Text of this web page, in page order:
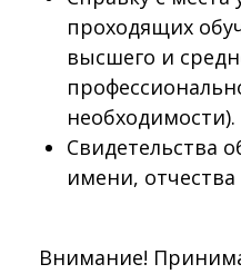
проходящих
высшего и
необходимости).
Свидетельства
имени,
Внимание!